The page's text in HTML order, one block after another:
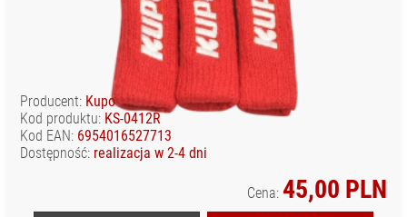
Producent: Kupo
Kod produktu: KS-0412R
Kod EAN: 6954016527713
Dostępność: realizacja w 2-4 dni
Cena: 45,00 PLN